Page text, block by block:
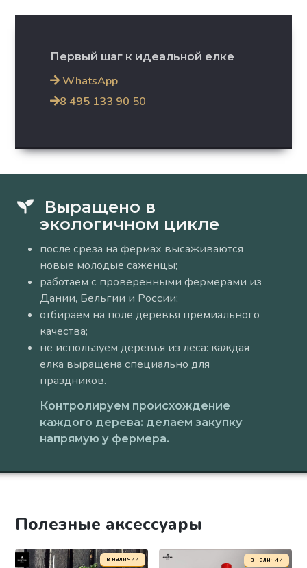
Первый шаг к идеальной елке
WhatsApp
8 495 133 90 50
Выращено в
экологичном цикле
после среза на фермах высаживаются
новые молодые саженцы;
работаем с проверенными фермерами из
Дании, Бельгии и России;
отбираем на поле деревья премиального
качества;
не используем деревья из леса: каждая
елка выращена специально для
праздников.
Контролируем происхождение
каждого дерева: делаем закупку
напрямую у фермера.
Полезные аксессуары
в наличии в наличии